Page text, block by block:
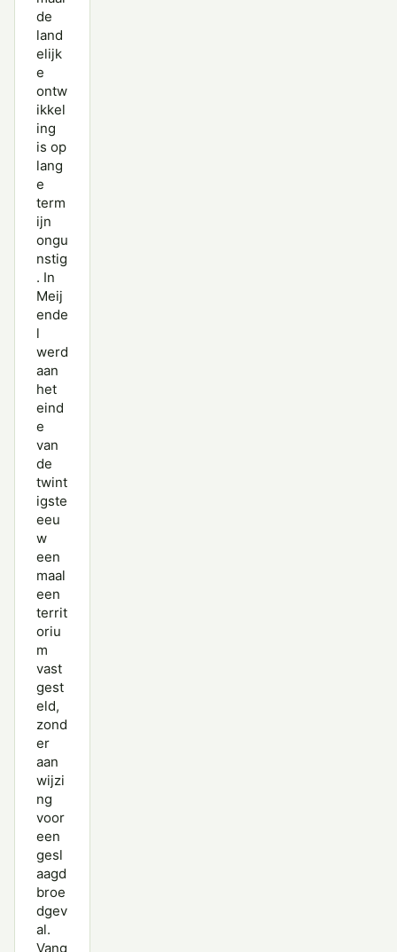
de
land
elijk
e
ontw
ikkel
ing
is op
lang
e
term
ijn
ongu
nstig
. In
Meij
ende
l
werd
aan
het
eind
e
van
de
twint
igste
eeu
w
een
maal
een
territ
oriu
m
vast
gest
eld,
zond
er
aan
wijzi
ng
voor
een
gesl
aagd
broe
dgev
al.
Vang